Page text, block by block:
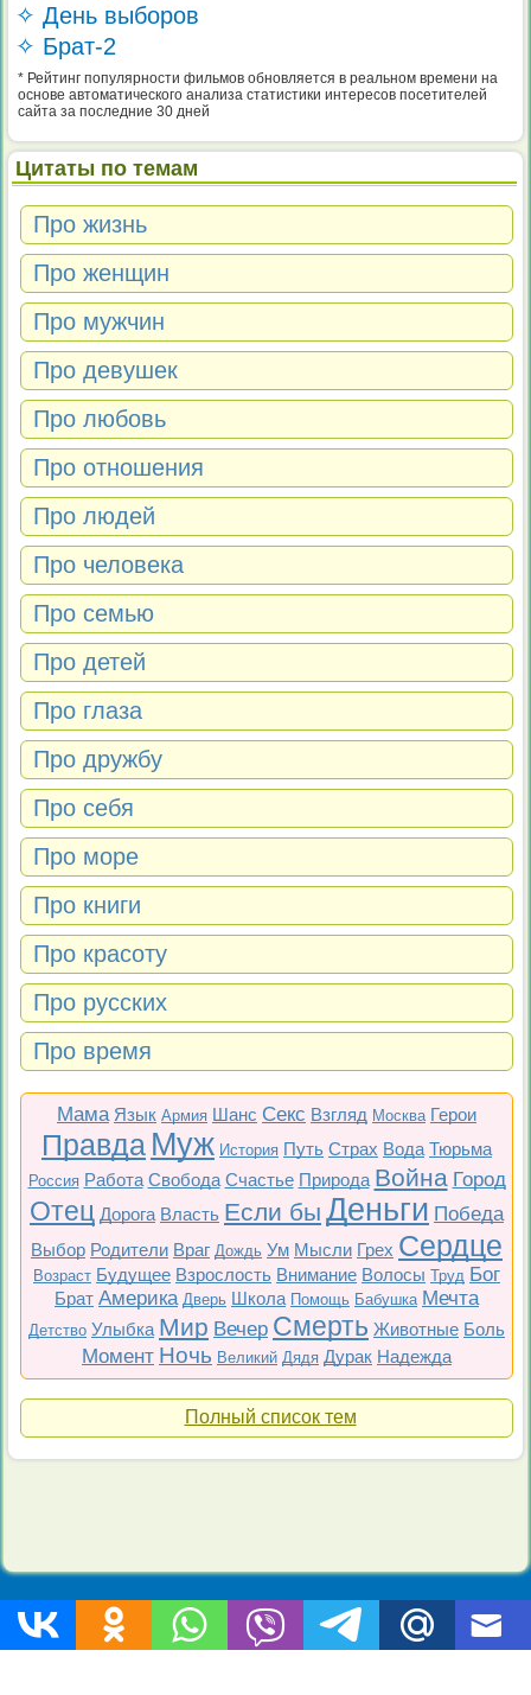
✧ День выборов
✧ Брат-2
* Рейтинг популярности фильмов обновляется в реальном времени на
основе автоматического анализа статистики интересов посетителей
сайта за последние 30 дней
Цитаты по темам
Про жизнь
Про женщин
Про мужчин
Про девушек
Про любовь
Про отношения
Про людей
Про человека
Про семью
Про детей
Про глаза
Про дружбу
Про себя
Про море
Про книги
Про красоту
Про русских
Про время
Мама Язык Армия Шанс Секс Взгляд Москва Герои
Правда Муж История Путь Страх Вода Тюрьма
Россия Работа Свобода Счастье Природа Война Город
Отец Дорога Власть Если бы Деньги Победа
Выбор Родители Враг Дождь Ум Мысли Грех Сердце
Возраст Будущее Взрослость Внимание Волосы Труд Бог
Брат Америка Дверь Школа Помощь Бабушка Мечта
Детство Улыбка Мир Вечер Смерть Животные Боль
Момент Ночь Великий Дядя Дурак Надежда
Полный список тем
Топ 200 Все фильмы Советские Российские
Все темы